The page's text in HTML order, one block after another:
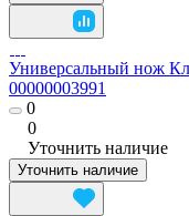
Универсальный нож
00000003991
0
0
Уточнить наличие
Уточнить наличие